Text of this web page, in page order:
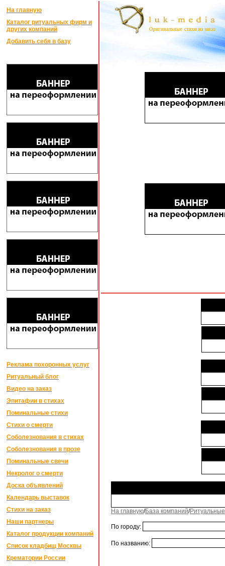
На главную
Каталог ритуальных фирм и
других компаний
Добавить себя в базу
Реклама похоронных услуг
Ритуальный блог
Видео на заказ
Эпитафии в стихах
Поминальные стихи
Стихи о смерти
Соболезнования в стихах
Соболезнования в прозе
Поминальные свечи
Некролог о смерти
Доска объявлений
Календарь выставок
Стихи на заказ
Наши партнеры
Каталог продукции компаний
Список кладбищ Москвы
Крематории России
На главную/База компаний/
По городу:
По названию: